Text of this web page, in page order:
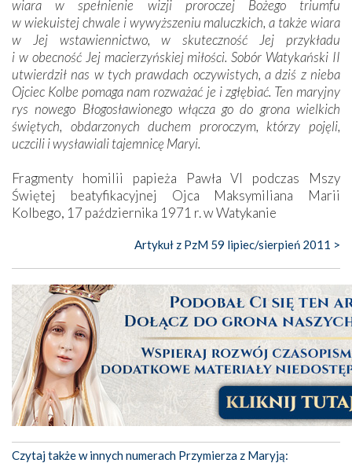
wiara w spełnienie wizji proroczej Bożego triumfu
w wiekuistej chwale i wywyższeniu maluczkich, a także wiara
w Jej wstawiennictwo, w skuteczność Jej przykładu
i w obecność Jej macierzyńskiej miłości. Sobór Watykański II
utwierdził nas w tych prawdach oczywistych, a dziś z nieba
Ojciec Kolbe pomaga nam rozważać je i zgłębiać. Ten maryjny
rys nowego Błogosławionego włącza go do grona wielkich
świętych, obdarzonych duchem proroczym, którzy pojęli,
uczcili i wysławiali tajemnicę Maryi.
Fragmenty homilii papieża Pawła VI podczas Mszy
Świętej beatyfikacyjnej Ojca Maksymiliana Marii
Kolbego, 17 października 1971 r. w Watykanie
Artykuł z PzM 59 lipiec/sierpień 2011 >
Czytaj także w innych numerach Przymierza z Maryją: